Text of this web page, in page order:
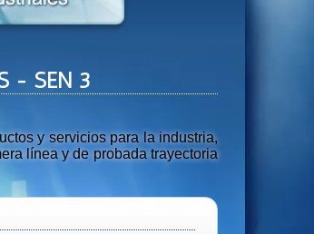
- SEN 3
y servicios para la industria,
línea y de probada trayectoria